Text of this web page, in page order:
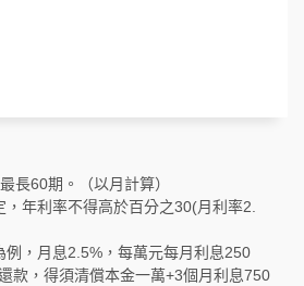
長60期。（以月計算）
年利率不得高於百分之30(月利率2.
，月息2.5%，每萬元每月利息250
款，得須清償本金一萬+3個月利息750